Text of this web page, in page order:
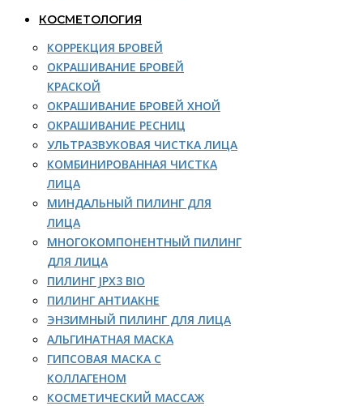
КОСМЕТОЛОГИЯ
КОРРЕКЦИЯ БРОВЕЙ
ОКРАШИВАНИЕ БРОВЕЙ
КРАСКОЙ
ОКРАШИВАНИЕ БРОВЕЙ ХНОЙ
ОКРАШИВАНИЕ РЕСНИЦ
УЛЬТРАЗВУКОВАЯ ЧИСТКА ЛИЦА
КОМБИНИРОВАННАЯ ЧИСТКА
ЛИЦА
МИНДАЛЬНЫЙ ПИЛИНГ ДЛЯ
ЛИЦА
МНОГОКОМПОНЕНТНЫЙ ПИЛИНГ
ДЛЯ ЛИЦА
ПИЛИНГ JPX3 BIO
ПИЛИНГ АНТИАКНЕ
ЭНЗИМНЫЙ ПИЛИНГ ДЛЯ ЛИЦА
АЛЬГИНАТНАЯ МАСКА
ГИПСОВАЯ МАСКА С
КОЛЛАГЕНОМ
КОСМЕТИЧЕСКИЙ МАССАЖ